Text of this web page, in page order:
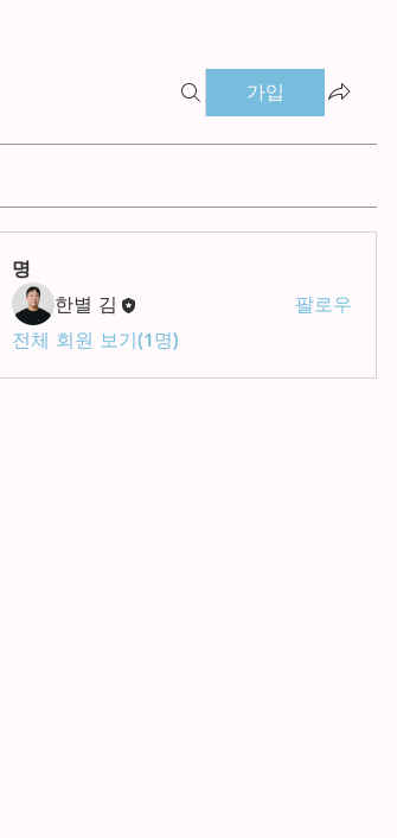
가입
명
한별 김
팔로우
전체 회원 보기(1명)